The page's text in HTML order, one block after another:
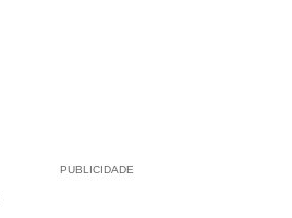
PUBLICIDADE